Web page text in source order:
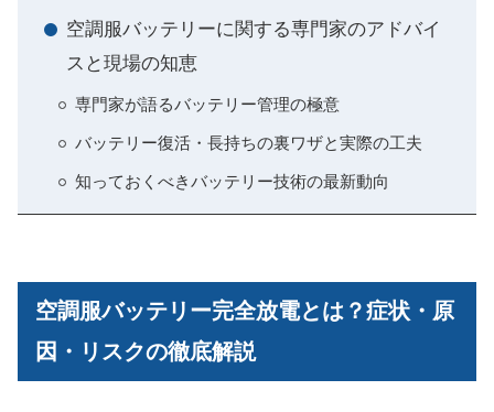
空調服バッテリーに関する専門家のアドバイ
スと現場の知恵
専門家が語るバッテリー管理の極意
バッテリー復活・長持ちの裏ワザと実際の工夫
知っておくべきバッテリー技術の最新動向
空調服バッテリー完全放電とは？症状・原
因・リスクの徹底解説